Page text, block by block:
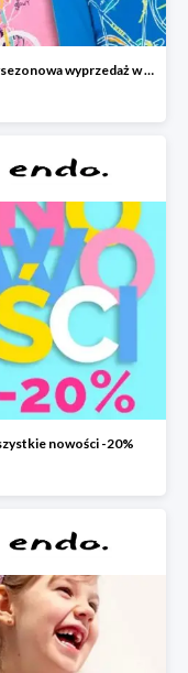
Międzysezonowa wyprzedaż w Endo do -70%
nowości -20%